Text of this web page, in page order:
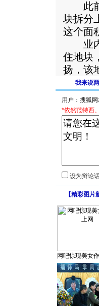
此前
块拆分
这个面
业内
住地块
扬，该
我来说
用户：
*依然范特西
设为辩论
【精彩图片
网吧惊现美女